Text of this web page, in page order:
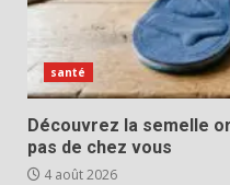
santé
Découvrez la semelle
pas de chez vous
4 août 2026